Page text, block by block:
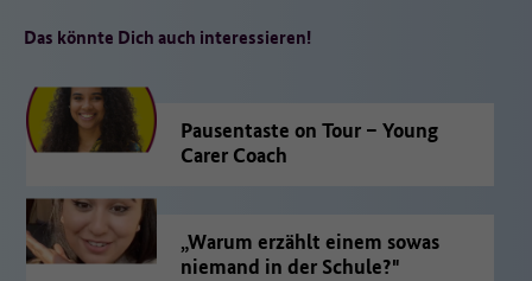
Das könnte Dich auch interessieren!
Pausentaste on Tour – Young
Carer Coach
„Warum erzählt einem sowas
niemand in der Schule?"